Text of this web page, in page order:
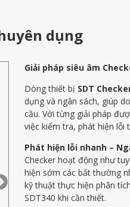
dụng
Giải pháp siêu âm
Dòng thiết bị SDT
dụng và ngân sách, giúp
cầu. Với từng giải pháp
việc kiểm tra, phát hiện lỗi
Phát hiện lỗi nhanh –
Checker hoạt động như
hiện sớm các bất thường
kỹ thuật thực hiện phân
SDT340 khi cần thiết.